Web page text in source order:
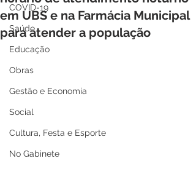
COVID-19
Saúde
Educação
Obras
Gestão e Economia
Social
Cultura, Festa e Esporte
No Gabinete
em UBS e na Farmácia Municipal
para atender a população